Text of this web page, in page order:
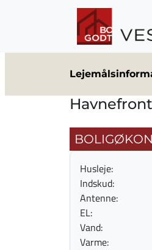
Gå til hovedindhold
Husleje:
Indskud:
Antenne:
EL:
Vand:
Varme: